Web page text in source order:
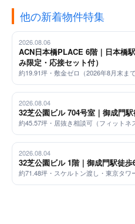
他の新着物件特集
2026.08.06
ACN日本橋PLACE 6階｜日本橋
み限定・応接セット付）
約19.91坪・敷金ゼロ（2026年8月末ま
2026.08.04
32芝公園ビル 704号室｜御成門
約45.57坪・居抜き相談可（フィット
2026.08.04
32芝公園ビル 1階｜御成門駅徒
約71.48坪・スケルトン渡し・東京タ